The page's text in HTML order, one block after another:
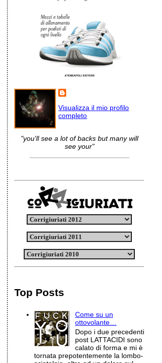
Visualizza il mio profilo
completo
"you'll see a lot of backs but many will
see your"
Top Posts
Come su un
ottovolante…
Dopo i due precedenti
post LATTACIDI sono
calato di forma e mi è
tornata prepotentemente la lombo-